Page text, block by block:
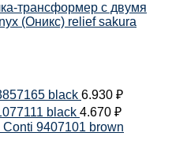
трансформер с двумя
(Оникс) relief sakura
black 6.930 ₽
black 4.670 ₽
9407101 brown